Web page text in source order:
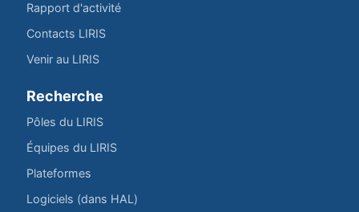
Rapport d'activité
Contacts LIRIS
Venir au LIRIS
Recherche
Pôles du LIRIS
Équipes du LIRIS
Plateformes
Logiciels (dans HAL)